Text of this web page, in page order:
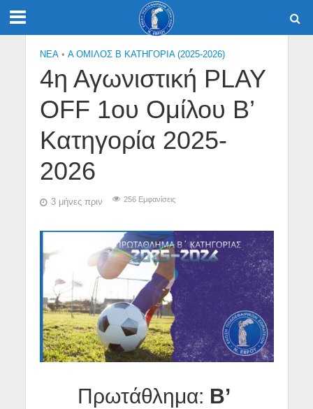
NEA • Α ΟΜΙΛΟΣ Β ΚΑΤΗΓΟΡΙΑ (2025-2026)
4η Αγωνιστική PLAY
OFF 1ου Ομίλου Β’
Κατηγορία 2025-
2026
3 μήνες πριν 256 Εμφανίσεις
Πρωτάθλημα: Β’